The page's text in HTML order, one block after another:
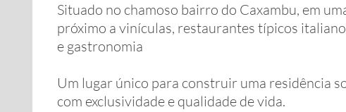
Situado no chamoso bairro do Caxambu, em
próximo a vinículas, restaurantes típicos
e gastronomia
Um lugar único para construir uma residência
com exclusividade e qualidade de vida.